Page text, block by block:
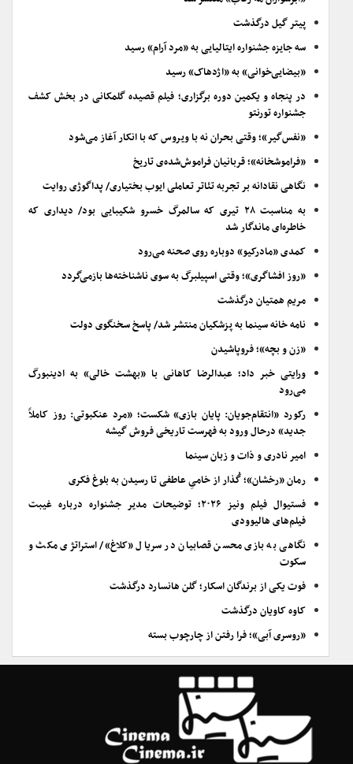
پیتر گیل درگذشت
سه جایزه جشنواره ایتالیایی به «مرد آرام» رسید
«بیضایی‌خوانی» به «اژدهاک» رسید
در پنجاه و یکمین دوره برگزاری؛ فیلم قصیده گلمکانی در بخش کشف
جشنواره تورنتو
«نفس‌گیر»؛ وقتی بحران نه با ویروس که با انکار آغاز می‌شود
«فراموشخانه»؛ قربانیان فراموش‌شده‌ی تاریخ
نگاهی نقادانه بر تجربه تئاتر تعاملی ایوب بختیاری/ پداگوژی روایت
به مناسبت ۲۸ تیری که سالمرگ خسرو شکیبایی بود/ دیداری که
خاطره‌ای ماندگار شد
کمدی «مادرکیو» دوباره روی صحنه می‌رود
«روز افشاگری»؛ وقتی اسپیلبرگ به سوی ناشناخته‌ها بازمی‌گردد
مریم همتیان درگذشت
نامه خانه سینما به پزشکیان منتشر شد/ پاسخ سخنگوی دولت
«زن و بچه»؛ فروپاشیدن
ورایتی خبر داد؛ عبدالرضا کاهانی با «بهشت خالی» به ادینبورگ
می‌رود
رکورد «انتقام‌جویان: پایان بازی» شکست؛ «مرد عنکبوتی: روز کاملاً
جدید» درحال ورود به فهرست تاریخی فروش گیشه
امیر نادری و ذات و زبان سینما
رمان «رخشان»؛ گُذار از خامیِ عاطفی تا رسیدن به بلوغ فکری
فستیوال فیلم ونیز ۲۰۲۶؛ توضیحات مدیر جشنواره درباره غیبت
فیلم‌های هالیوودی
نگاهی به بازی محسن قصابیان در سریال «کلاغ»/ استراتژی مکث و
سکوت
فوت یکی از برندگان اسکار؛ گلن هانسارد درگذشت
کاوه کاویان درگذشت
«روسری آبی»؛ فرا رفتن از چارچوب بسته